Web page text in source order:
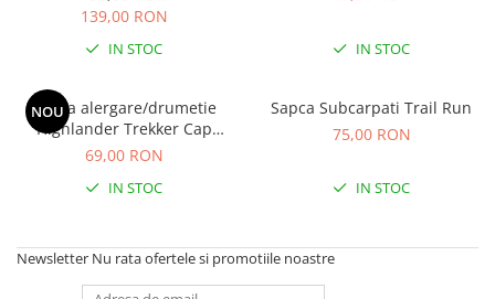
Hidratare
Rucsacuri Alergare
Centuri Alergare
Genti transport echipament
Geluri Energizante Beta Fuel
Geluri Energizante Izotonice
Jachete Puf
Barbati
Femei
139,00 RON
IN STOC IN STOC
NOU
Sapca alergare/drumetie
Highlander Trekker Cap
albastru
69,00 RON
IN STOC
Sapca Subcarpati Trail Run
75,00 RON
IN STOC
Newsletter Nu rata ofertele si promotiile noastre